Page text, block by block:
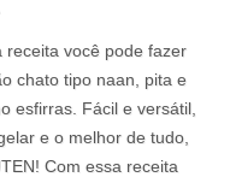
receita você pode fazer
chato tipo naan, pita e
esfirras. Fácil e versátil,
e o melhor de tudo,
Com essa receita